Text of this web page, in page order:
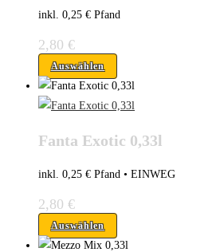
inkl. 0,25 € Pfand
2,80 €
Auswählen
Fanta Exotic 0,33l
inkl. 0,25 € Pfand • EINWEG
2,80 €
Auswählen